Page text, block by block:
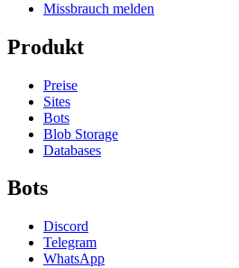
Missbrauch melden
Produkt
Preise
Sites
Bots
Blob Storage
Databases
Bots
Discord
Telegram
WhatsApp